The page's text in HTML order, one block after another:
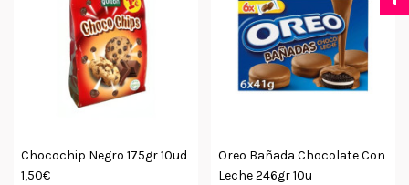
Chocochip Negro 175gr 10ud
1,50€
Oreo Bañada Chocolate Con
Leche 246gr 10u